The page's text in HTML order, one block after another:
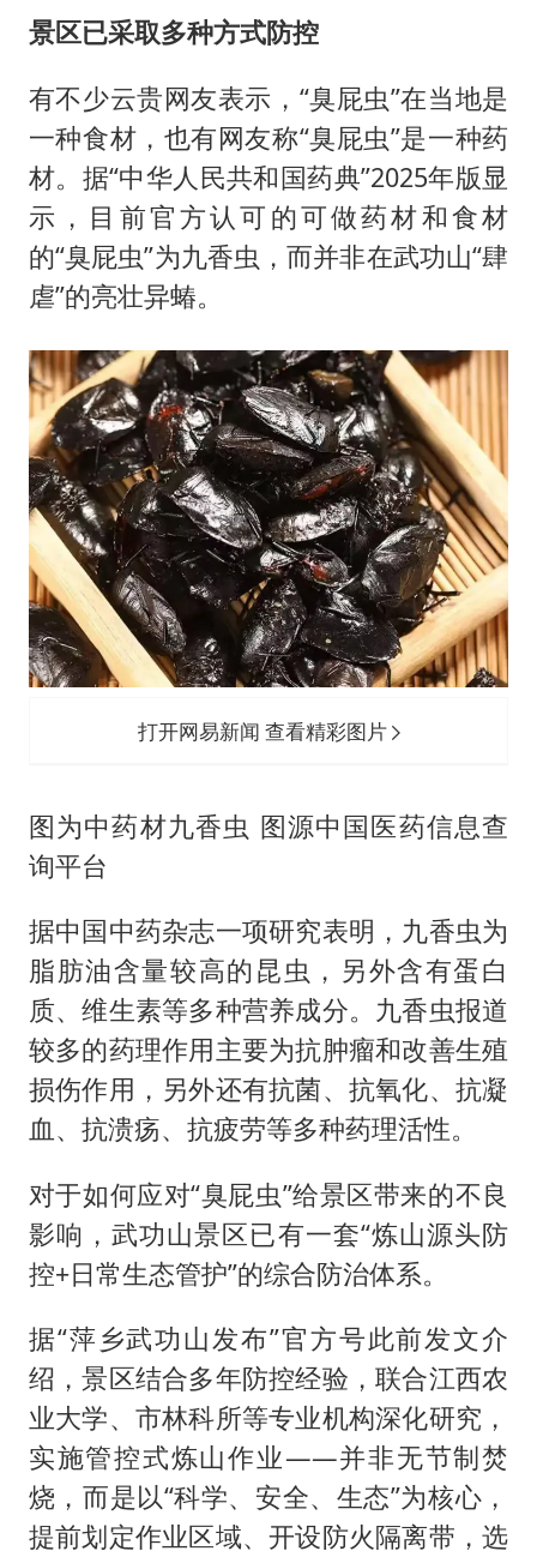
景区已采取多种方式防控
有不少云贵网友表示，“臭屁虫”在当地是
一种食材，也有网友称“臭屁虫”是一种药
材。据“中华人民共和国药典”2025年版显
示，目前官方认可的可做药材和食材
的“臭屁虫”为九香虫，而并非在武功山“肆
虐”的亮壮异蝽。
打开网易新闻 查看精彩图片
图为中药材九香虫 图源中国医药信息查
询平台
据中国中药杂志一项研究表明，九香虫为
脂肪油含量较高的昆虫，另外含有蛋白
质、维生素等多种营养成分。九香虫报道
较多的药理作用主要为抗肿瘤和改善生殖
损伤作用，另外还有抗菌、抗氧化、抗凝
血、抗溃疡、抗疲劳等多种药理活性。
对于如何应对“臭屁虫”给景区带来的不良
影响，武功山景区已有一套“炼山源头防
控+日常生态管护”的综合防治体系。
据“萍乡武功山发布”官方号此前发文介
绍，景区结合多年防控经验，联合江西农
业大学、市林科所等专业机构深化研究，
实施管控式炼山作业——并非无节制焚
烧，而是以“科学、安全、生态”为核心，
提前划定作业区域、开设防火隔离带，选